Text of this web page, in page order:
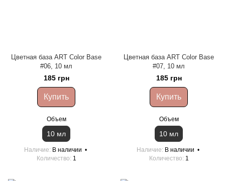
Цветная база ART Color Base
#06, 10 мл
185 грн
Купить
Объем
10 мл
Наличие В наличии
Количество 1
Цветная база ART Color Base
#07, 10 мл
185 грн
Купить
Объем
10 мл
Наличие В наличии
Количество 1